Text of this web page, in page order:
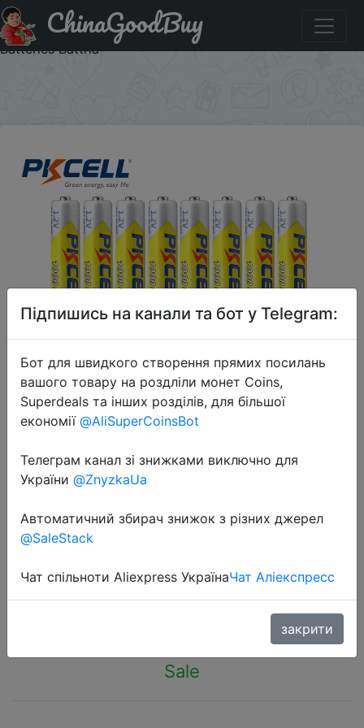
Придбати по знижці 16pcs/Lot PKCELL High Energy 1.2V
1000mAh NiMh AAA Rechargeable Battery Ni-mh 3A
Batteries Battria
ChinaGoodBuy
2020-03-23
1000mAh NiMh AAA Rechargeable
Battery Ni-mh 3A Batteries Battria
$13.99
Sale
Підпишись на канали та бот у Telegram:
Бот для швидкого створення прямих посилань
вашого товару на роздліли монет Coins,
Superdeals та інших розділів, для більшої
економії @AliSuperCoinsBot
Телеграм канал зі знижками виключно для
України @ZnyzkaUa
Автоматичний збирач знижок з різних джерел
@SaleStack
Чат спільноти Aliexpress УкраїнаЧат Аліекспресс
закрити